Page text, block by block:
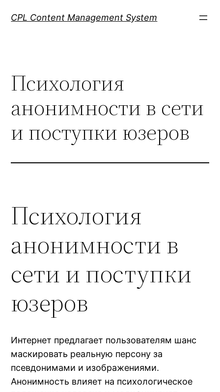
CPL Content Management System
Психология
анонимности в сети
и поступки юзеров
Психология
анонимности в
сети и поступки
юзеров
Интернет предлагает пользователям шанс
маскировать реальную персону за
псевдонимами и изображениями.
Анонимность влияет на психологическое